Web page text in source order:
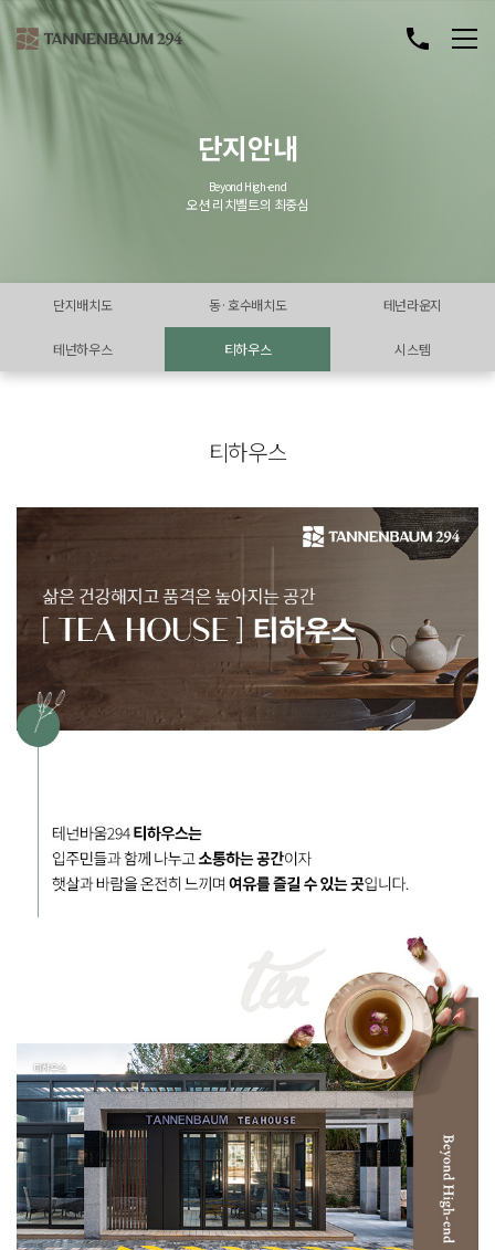
단지안내
Beyond High-end
오션 리치벨트의 최중심
단지배치도 동·호수배치도 테넌라운지
테넌하우스 티하우스 시스템
티하우스